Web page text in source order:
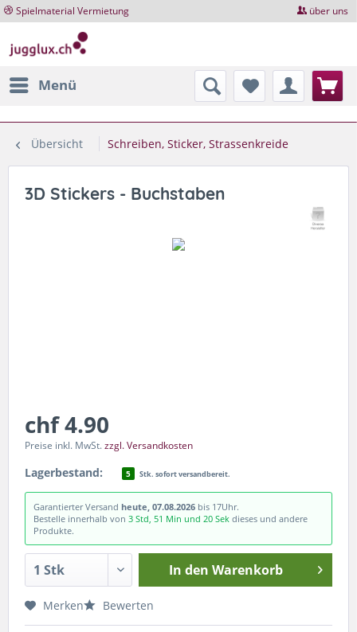
Spielmaterial Vermietung über uns
Menü
Übersicht Schreiben, Sticker, Strassenkreide
3D Stickers - Buchstaben
chf 4.90
Preise inkl. MwSt.zzgl. Versandkosten
Lagerbestand: 5 Stk. sofort versandbereit.
Garantierter Versand heute, 07.08.2026 bis 17Uhr.
Bestelle innerhalb von 3 Std, 51 Min und 20 Sek dieses und andere
Produkte.
In den Warenkorb
Merken Bewerten